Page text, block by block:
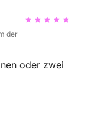
der
oder zwei